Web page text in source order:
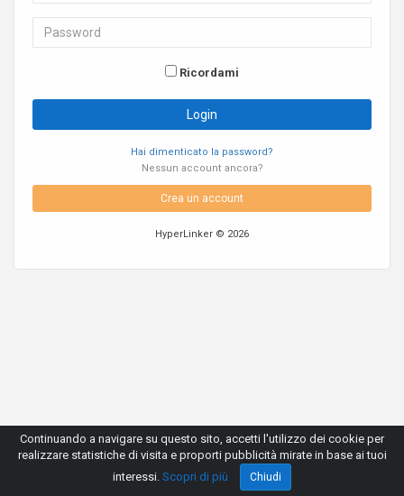
Ricordami
Hai dimenticato la password?
Nessun account ancora?
Crea un account
HyperLinker © 2026
Continuando a navigare su questo sito, accetti l'utilizzo dei cookie per
realizzare statistiche di visita e proporti pubblicità mirate in base ai tuoi
interessi. Scopri di più Chiudi